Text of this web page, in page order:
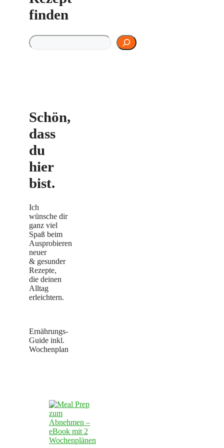
finden
Rezept finden
Schön,
dass
du
hier
bist.
Ich
wünsche dir
ganz viel
Spaß beim
Ausprobieren
neuer
& gesunder
Rezepte,
die deinen
Alltag
erleichtern.
Ernährungs-
Guide inkl.
Wochenplan